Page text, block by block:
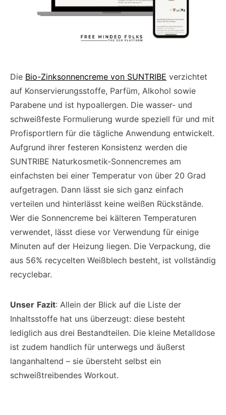
Die Bio-Zinksonnencreme von SUNTRIBE verzichtet
auf Konservierungsstoffe, Parfüm, Alkohol sowie
Parabene und ist hypoallergen. Die wasser- und
schweißfeste Formulierung wurde speziell für und mit
Profisportlern für die tägliche Anwendung entwickelt.
Aufgrund ihrer festeren Konsistenz werden die
SUNTRIBE Naturkosmetik-Sonnencremes am
einfachsten bei einer Temperatur von über 20 Grad
aufgetragen. Dann lässt sie sich ganz einfach
verteilen und hinterlässt keine weißen Rückstände.
Wer die Sonnencreme bei kälteren Temperaturen
verwendet, lässt diese vor Verwendung für einige
Minuten auf der Heizung liegen. Die Verpackung, die
aus 56% recycelten Weißblech besteht, ist vollständig
recyclebar.
Unser Fazit: Allein der Blick auf die Liste der
Inhaltsstoffe hat uns überzeugt: diese besteht
lediglich aus drei Bestandteilen. Die kleine Metalldose
ist zudem handlich für unterwegs und äußerst
langanhaltend – sie übersteht selbst ein
schweißtreibendes Workout.